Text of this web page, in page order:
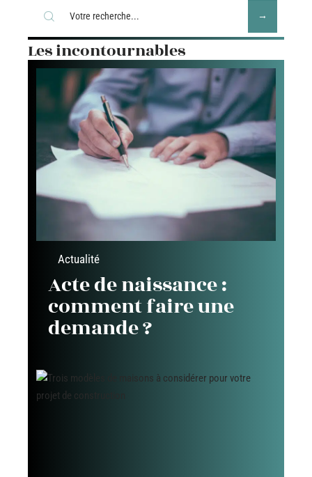
Les incontournables
Actualité
Acte de naissance :
comment faire une
demande ?